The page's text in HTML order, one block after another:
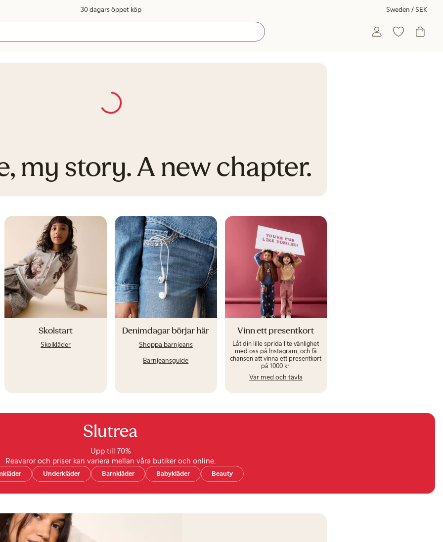
30 dagars öppet köp Sweden / SEK
my story. A new chapter.
Skolstart
Skolkläder
Denimdagar börjar här
Shoppa barnjeans
Barnjeansguide
Vinn ett presentkort
Låt din lille sprida lite vänlighet
med oss på Instagram, och få
chansen att vinna ett presentkort
på 1000 kr.
Var med och tävla
Slutrea
Upp till 70%
Reavaror och priser kan variera mellan våra butiker och online.
Underkläder Barnkläder Babykläder Beauty